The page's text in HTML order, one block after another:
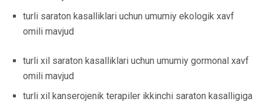
turli saraton kasalliklari uchun umumiy ekologik xavf
omili mavjud
turli xil saraton kasalliklari uchun umumiy gormonal xavf
omili mavjud
turli xil kanserojenik terapiler ikkinchi saraton kasalligiga